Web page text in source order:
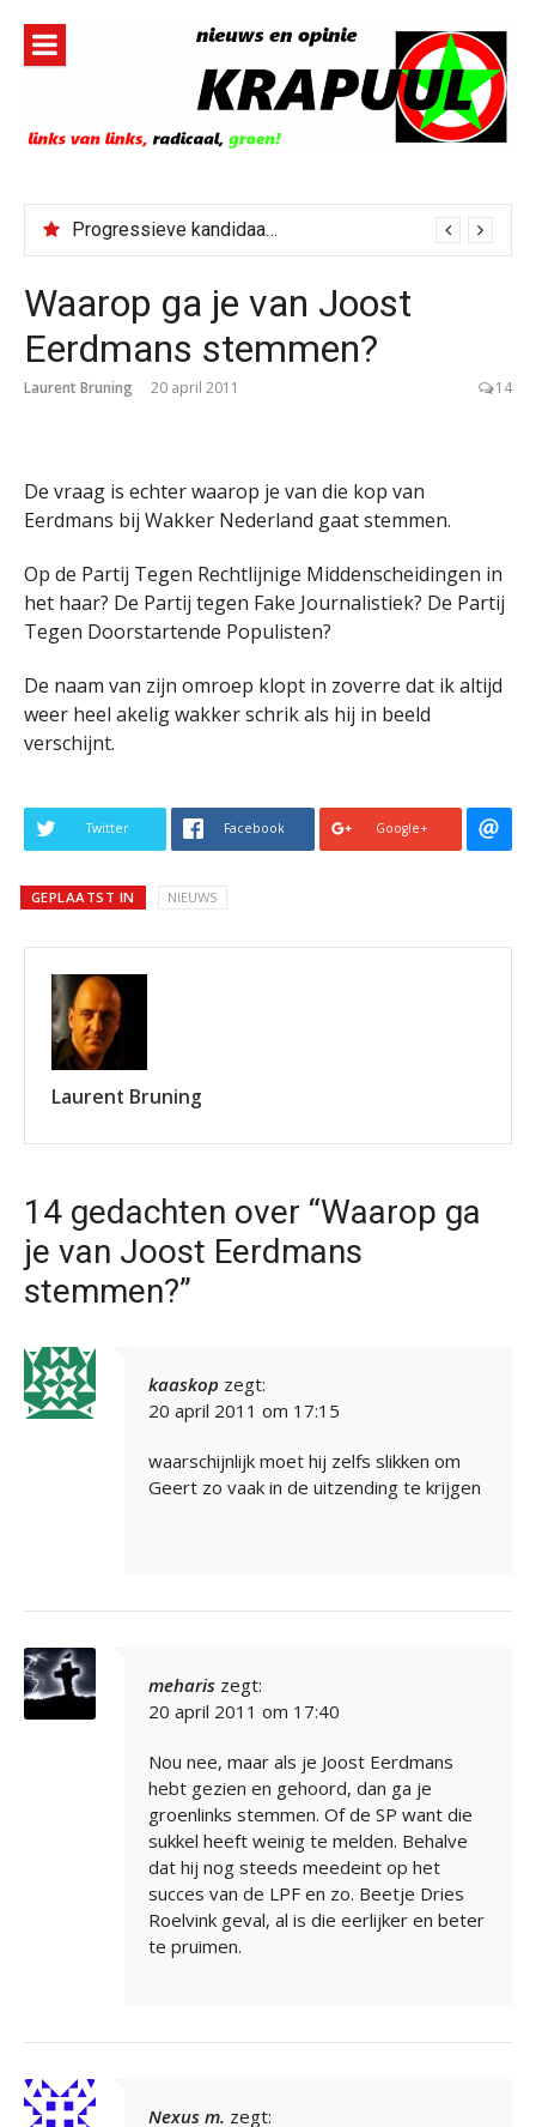
inhoud
Progressieve kandidaat El-Sayed senaatskandidaat Michigan
Waarop ga je van Joost
Eerdmans stemmen?
Laurent Bruning 20 april 2011 14
De vraag is echter waarop je van die kop van
Eerdmans bij Wakker Nederland gaat stemmen.
Op de Partij Tegen Rechtlijnige Middenscheidingen in
het haar? De Partij tegen Fake Journalistiek? De Partij
Tegen Doorstartende Populisten?
De naam van zijn omroep klopt in zoverre dat ik altijd
weer heel akelig wakker schrik als hij in beeld
verschijnt.
Twitter Facebook Google+
GEPLAATST IN NIEUWS
Laurent Bruning
14 gedachten over “Waarop ga
je van Joost Eerdmans
stemmen?”
kaaskop zegt:
20 april 2011 om 17:15
waarschijnlijk moet hij zelfs slikken om
Geert zo vaak in de uitzending te krijgen
meharis zegt:
20 april 2011 om 17:40
Nou nee, maar als je Joost Eerdmans
hebt gezien en gehoord, dan ga je
groenlinks stemmen. Of de SP want die
sukkel heeft weinig te melden. Behalve
dat hij nog steeds meedeint op het
succes van de LPF en zo. Beetje Dries
Roelvink geval, al is die eerlijker en beter
te pruimen.
Nexus m. zegt: